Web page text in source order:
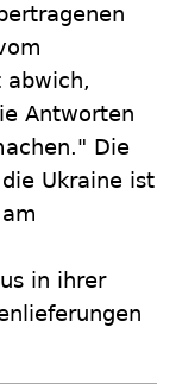
abwich,
Antworten
Die
Ukraine ist
in ihrer